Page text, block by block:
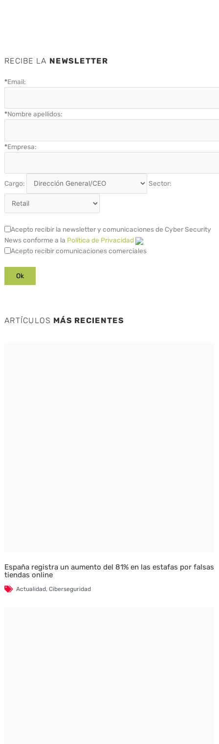
RECIBE LA NEWSLETTER
*Email:
*Nombre apellidos:
*Empresa:
Cargo: Sector:
Acepto recibir la newsletter y comunicaciones de Cyber Security
News conforme a la Política de Privacidad
Acepto recibir comunicaciones comerciales
ARTÍCULOS MÁS RECIENTES
España registra un aumento del 81% en las estafas por falsas
tiendas online
Actualidad, Ciberseguridad